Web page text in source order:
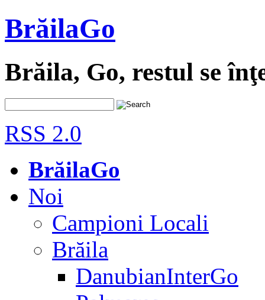
BrăilaGo
Brăila, Go, restul se
RSS 2.0
BrăilaGo
Noi
Campioni Locali
Brăila
DanubianInterGo